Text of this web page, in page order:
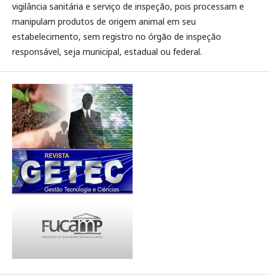
vigilância sanitária e serviço de inspeção, pois processam e
manipulam produtos de origem animal em seu
estabelecimento, sem registro no órgão de inspeção
responsável, seja municipal, estadual ou federal.